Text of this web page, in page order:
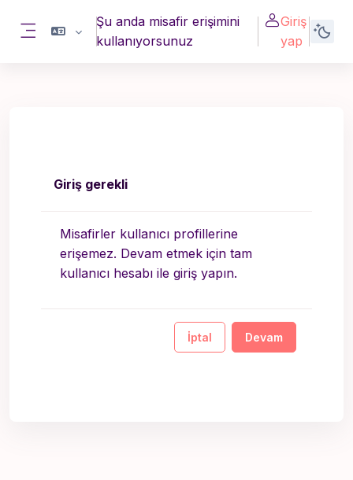
Şu anda misafir erişimini
kullanıyorsunuz
Giriş
yap
Giriş gerekli
Misafirler kullanıcı profillerine
erişemez. Devam etmek için tam
kullanıcı hesabı ile giriş yapın.
İptal Devam